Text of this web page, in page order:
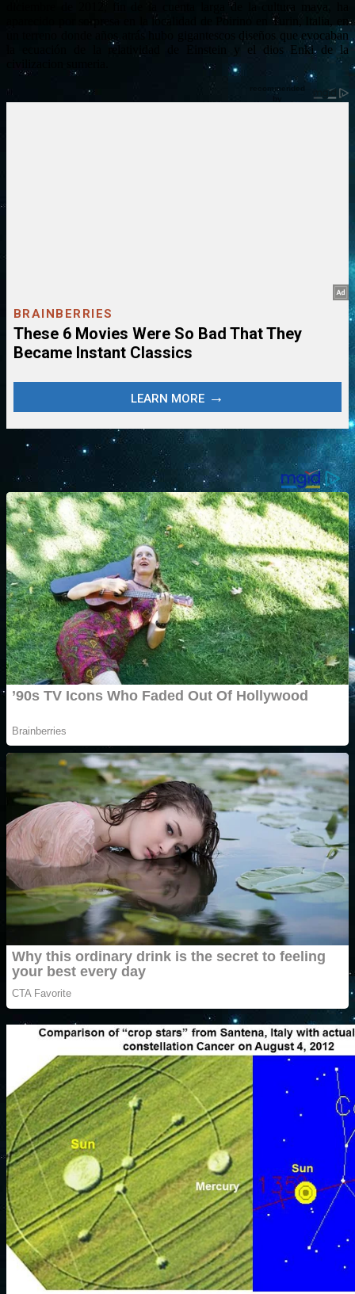
diciembre de 2012, fin de la cuenta larga de la cultura maya, ha
aparecido por sorpresa en la localidad de Poirino en Turin, Italia, en
un terreno donde años atrás hubo gigantescos diseños que evocaban
la ecuación de la relatividad de Einstein y el dios Enki de la